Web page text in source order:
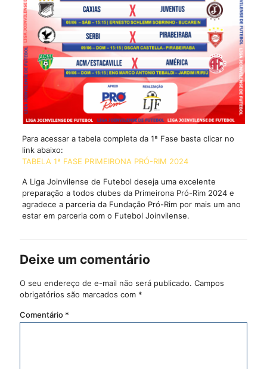
Para acessar a tabela completa da 1ª Fase basta clicar no
link abaixo:
TABELA 1ª FASE PRIMEIRONA PRÓ-RIM 2024
A Liga Joinvilense de Futebol deseja uma excelente
preparação a todos clubes da Primeirona Pró-Rim 2024 e
agradece a parceria da Fundação Pró-Rim por mais um ano
estar em parceria com o Futebol Joinvilense.
Deixe um comentário
O seu endereço de e-mail não será publicado. Campos
obrigatórios são marcados com *
Comentário *